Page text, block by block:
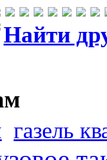
Найти
газель